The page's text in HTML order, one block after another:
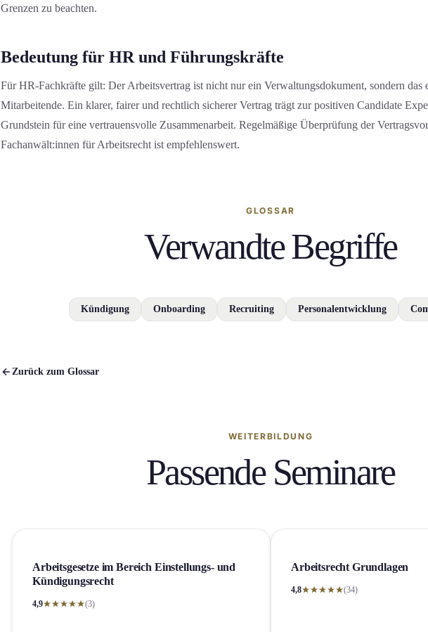
Grenzen zu beachten.
Bedeutung für HR und Führungs­kräfte
Für HR-Fachkräfte gilt: Der Arbeitsvertrag ist nicht nur ein Verwaltungs­dokument, sondern das
Mitarbeitende. Ein klarer, fairer und rechtlich sicherer Vertrag trägt zur positiven Candidate
Grundstein für eine vertrauensvolle Zusammenarbeit. Regelmäßige Überprüfung der
Fachanwält:innen für Arbeitsrecht ist empfehlenswert.
GLOSSAR
Verwandte Begriffe
Kündigung Onboarding Recruiting Personalentwicklung
Zurück zum Glossar
WEITERBILDUNG
Passende Seminare
Arbeitsgesetze im Bereich Einstellung­s- und
Kündigungs­recht
4,9 (3)
Arbeitsrecht Grundlagen
4,8 (34)